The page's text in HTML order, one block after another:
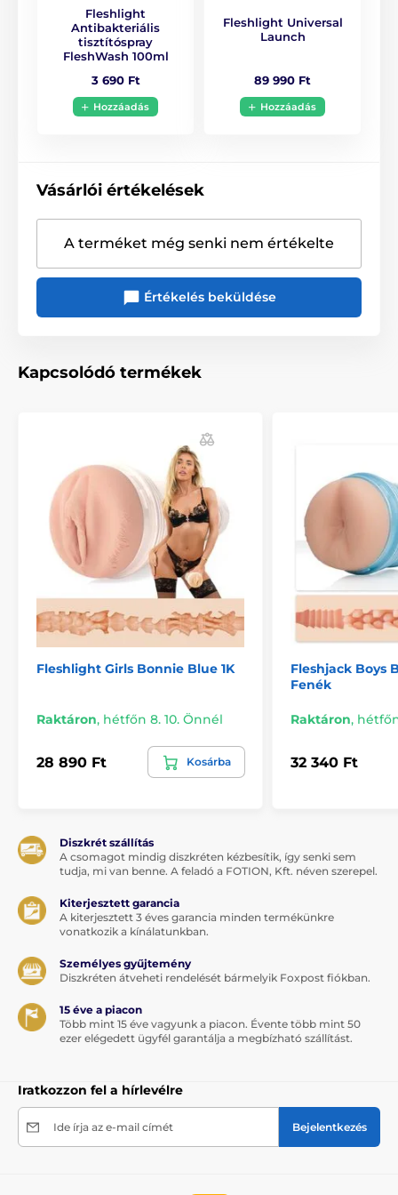
Fleshlight
Antibakteriális
tisztítóspray
FleshWash 100ml
3 690 Ft
Hozzáadás
Fleshlight Universal
Launch
89 990 Ft
Hozzáadás
Vásárlói értékelések
A terméket még senki nem értékelte
Értékelés beküldése
Kapcsolódó termékek
Fleshlight Girls Bonnie Blue 1K
Raktáron, hétfőn 8. 10. Önnél
28 890 Ft Kosárba
Fleshjack Boys
Fenék
Raktáron,
32 340 Ft
Diszkrét szállítás
A csomagot mindig diszkréten kézbesítik, így senki sem
tudja, mi van benne. A feladó a FOTION, Kft. néven szerepel.
Kiterjesztett garancia
A kiterjesztett 3 éves garancia minden termékünkre
vonatkozik a kínálatunkban.
Személyes gyűjtemény
Diszkréten átveheti rendelését bármelyik Foxpost fiókban.
15 éve a piacon
Több mint 15 éve vagyunk a piacon. Évente több mint 50
ezer elégedett ügyfél garantálja a megbízható szállítást.
Iratkozzon fel a hírlevélre
Ide írja az e-mail címét Bejelentkezés